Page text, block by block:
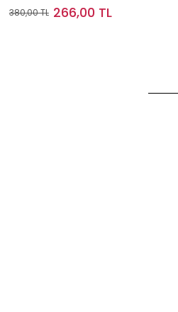
380,00 TL 266,00 TL